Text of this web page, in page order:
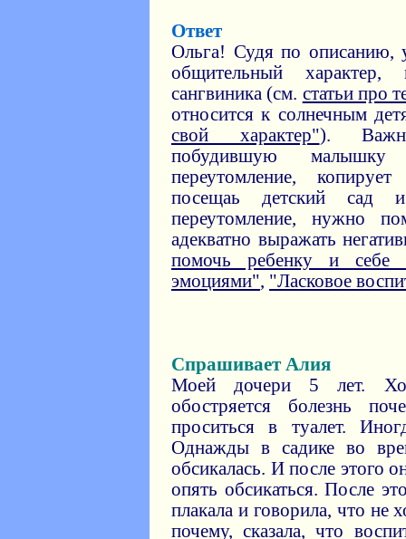
Ответ
Ольга! Судя по описанию,
общительный
сангвиника (см. статьи про
относится к солнечным
свой характер").
побудившую
переутомление,
посещаь детский
переутомление, нужно
адекватно выражать
помочь ребенку и себе
эмоциями", "Ласковое
Спрашивает Алия
Моей дочери 5 лет.
обостряется болезнь
проситься в туалет.
Однажды в садике во
обсикалась. И после этого
опять обсикаться. После
плакала и говорила, что не
почему, сказала, что